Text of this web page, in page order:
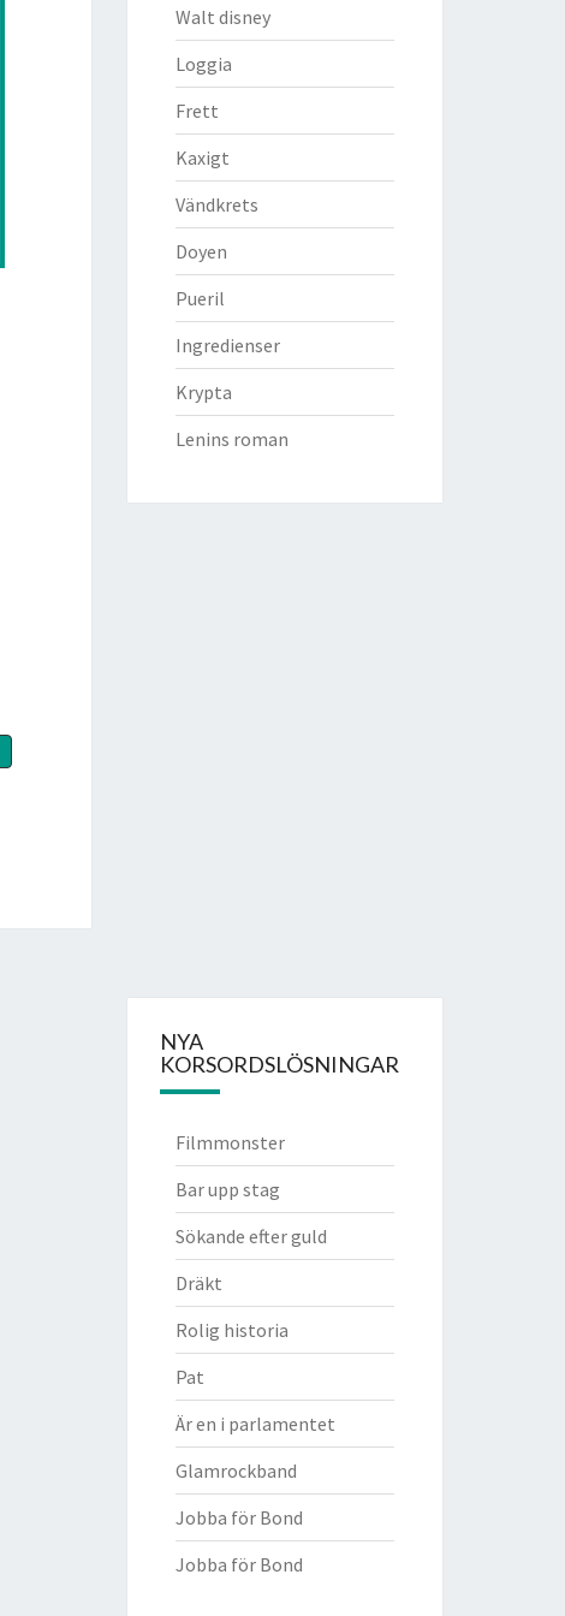
Walt disney
Loggia
Frett
Kaxigt
Vändkrets
Doyen
Pueril
Ingredienser
Krypta
Lenins roman
NYA
KORSORDSLÖSNINGAR
Filmmonster
Bar upp stag
Sökande efter guld
Dräkt
Rolig historia
Pat
Är en i parlamentet
Glamrockband
Jobba för Bond
Jobba för Bond